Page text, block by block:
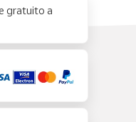
gratuito a